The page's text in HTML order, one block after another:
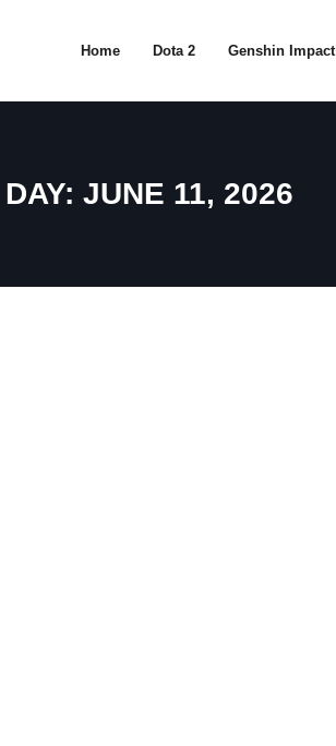
Home Dota 2 Genshin Impact
DAY: JUNE 11, 2026